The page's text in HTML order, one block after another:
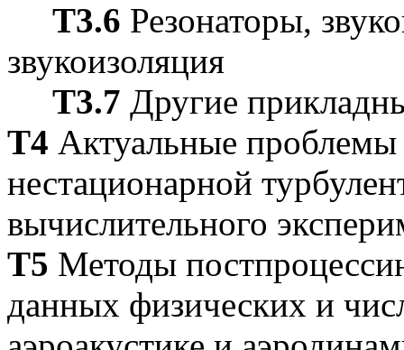
Т3.6 Резонаторы,
звукоизоляция
Т3.7 Другие
Т4 Актуальные проблемы
нестационарной
вычислительного
Т5 Методы
данных физических и